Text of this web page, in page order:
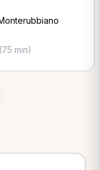
(75 min)